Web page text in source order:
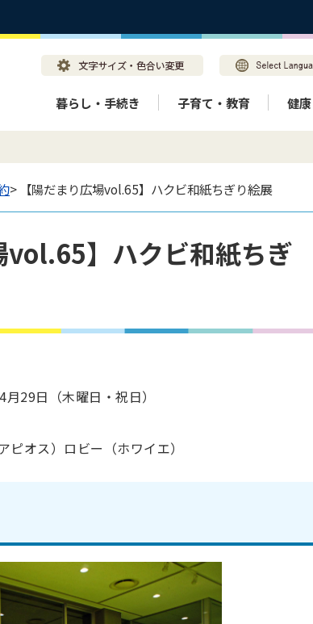
暮らし・手続き 子育て・教育 健
> 【陽だまり広場vol.65】ハクビ和紙ちぎり絵展
vol.65】ハクビ和紙ちぎ
29日（木曜日・祝日）
オス）ロビー（ホワイエ）